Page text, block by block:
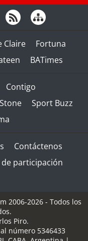
Claire
Fortuna
BATimes
Contigo
Sport Buzz
Contáctenos
de participación
2006-2026 - Todos los
Piro.
número 5346433